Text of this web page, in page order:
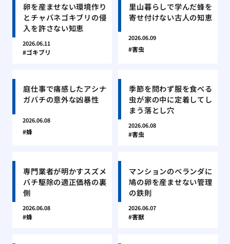
卵を産ませない環境作り
とチャバネゴキブリの侵
入を許さない知恵
2026.06.11
ゴキブリ
里山暮らしで学んだ蜂を
寄せ付けない古人の知恵
2026.06.09
害虫
庭仕事で痛感したアシナ
ガバチの意外な凶暴性
2026.06.08
蜂
季節を問わず服を食べる
虫が家の中に定着してし
まう落とし穴
2026.06.08
害虫
専門業者が明かすスズメ
バチ駆除の適正価格の裏
側
2026.06.08
蜂
マンションのベランダに
鳩の卵を産ませない管理
の鉄則
2026.06.07
害獣